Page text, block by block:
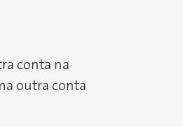
conta na
outra conta